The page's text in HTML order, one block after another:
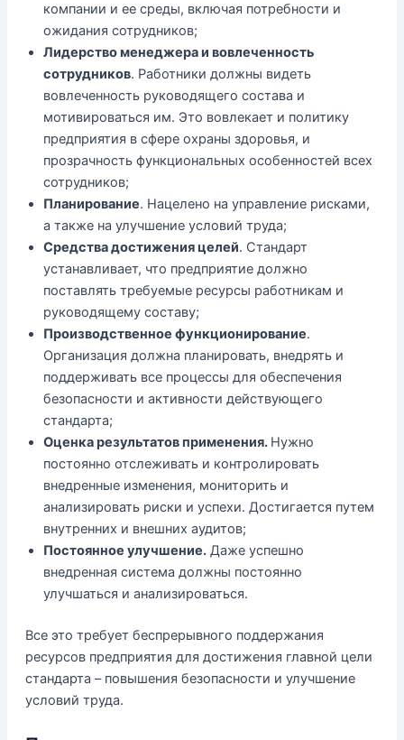
компании и ее среды, включая потребности и
ожидания сотрудников;
Лидерство менеджера и вовлеченность
сотрудников. Работники должны видеть
вовлеченность руководящего состава и
мотивироваться им. Это вовлекает и политику
предприятия в сфере охраны здоровья, и
прозрачность функциональных особенностей всех
сотрудников;
Планирование. Нацелено на управление рисками,
а также на улучшение условий труда;
Средства достижения целей. Стандарт
устанавливает, что предприятие должно
поставлять требуемые ресурсы работникам и
руководящему составу;
Производственное функционирование.
Организация должна планировать, внедрять и
поддерживать все процессы для обеспечения
безопасности и активности действующего
стандарта;
Оценка результатов применения. Нужно
постоянно отслеживать и контролировать
внедренные изменения, мониторить и
анализировать риски и успехи. Достигается путем
внутренних и внешних аудитов;
Постоянное улучшение.Даже успешно
внедренная система должны постоянно
улучшаться и анализироваться.
Все это требует беспрерывного поддержания
ресурсов предприятия для достижения главной цели
стандарта – повышения безопасности и улучшение
условий труда.